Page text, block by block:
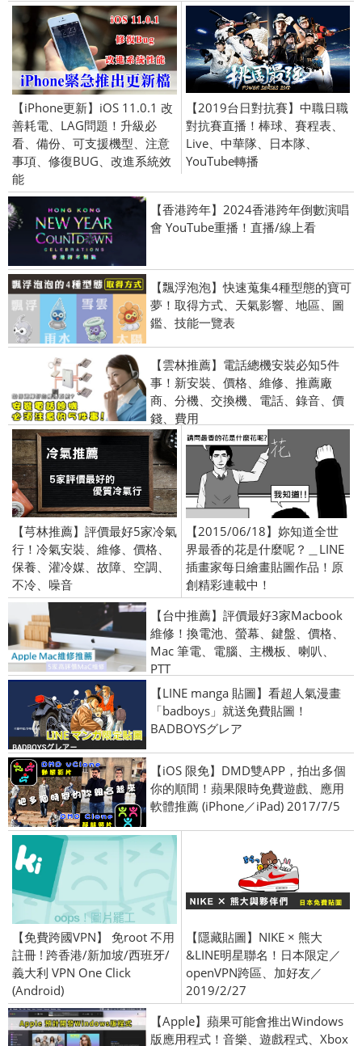
【iPhone更新】iOS 11.0.1 改
善耗電、LAG問題！升級必
看、備份、可支援機型、注意
事項、修復BUG、改進系統效
能
【2019台日對抗賽】中職日職
對抗賽直播！棒球、賽程表、
Live、中華隊、日本隊、
YouTube轉播
【香港跨年】2024香港跨年倒數演唱
會 YouTube重播！直播/線上看
【飄浮泡泡】快速蒐集4種型態的寶可
夢！取得方式、天氣影響、地區、圖
鑑、技能一覽表
【雲林推薦】電話總機安裝必知5件
事！新安裝、價格、維修、推薦廠
商、分機、交換機、電話、錄音、價
錢、費用
【芎林推薦】評價最好5家冷氣
行！冷氣安裝、維修、價格、
保養、灌冷媒、故障、空調、
不冷、噪音
【2015/06/18】妳知道全世
界最香的花是什麼呢？＿LINE
插畫家每日繪畫貼圖作品！原
創精彩連載中！
【台中推薦】評價最好3家Macbook
維修！換電池、螢幕、鍵盤、價格、
Mac 筆電、電腦、主機板、喇叭、
PTT
【LINE manga 貼圖】看超人氣漫畫
「badboys」就送免費貼圖！
BADBOYSグレア
【iOS 限免】DMD雙APP，拍出多個
你的順間！蘋果限時免費遊戲、應用
軟體推薦 (iPhone／iPad) 2017/7/5
【免費跨國VPN】 免root 不用
註冊 ! 跨香港/新加坡/西班牙/
義大利 VPN One Click
(Android)
【隱藏貼圖】NIKE × 熊大
&LINE明星聯名！日本限定／
openVPN跨區、加好友／
2019/2/27
【Apple】蘋果可能會推出Windows
版應用程式！音樂、遊戲程式、Xbox